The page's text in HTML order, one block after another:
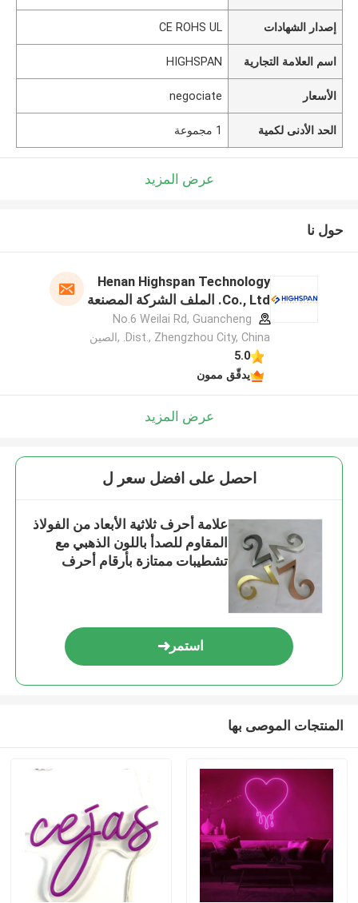
إصدار الشهادات CE ROHS UL
اسم العلامة التجارية HIGHSPAN
الأسعار negociate
الحد الأدنى لكمية 1 مجموعة
عرض المزيد
حول نا
Henan Highspan Technology
Co., Ltd. الملف الشركة المصنعة
No.6 Weilai Rd, Guancheng
Dist., Zhengzhou City, China. ,الصين
5.0
يدقّق ممون
عرض المزيد
احصل على افضل سعر ل
علامة أحرف ثلاثية الأبعاد من الفولاذ
المقاوم للصدأ باللون الذهبي مع
تشطيبات ممتازة بأرقام أحرف
استمر
المنتجات الموصى بها